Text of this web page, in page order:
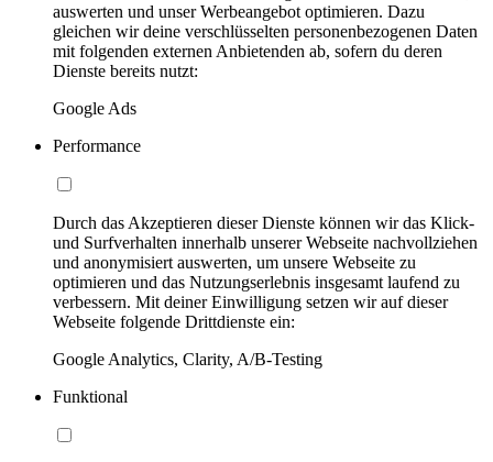
auswerten und unser Werbeangebot optimieren. Dazu
gleichen wir deine verschlüsselten personenbezogenen Daten
mit folgenden externen Anbietenden ab, sofern du deren
Dienste bereits nutzt:
Google Ads
Performance
Durch das Akzeptieren dieser Dienste können wir das Klick-
und Surfverhalten innerhalb unserer Webseite nachvollziehen
und anonymisiert auswerten, um unsere Webseite zu
optimieren und das Nutzungserlebnis insgesamt laufend zu
verbessern. Mit deiner Einwilligung setzen wir auf dieser
Webseite folgende Drittdienste ein:
Google Analytics, Clarity, A/B-Testing
Funktional